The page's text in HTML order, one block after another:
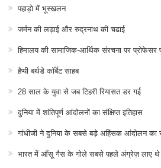
पहाड़ो में भूस्खलन
जर्मन की लड़ाई और रुद्रनाथ की चढाई
हिमालय की सामाजिक-आर्थिक संरचना पर प्रोफेसर
हैप्पी बर्थडे कॉर्बेट साहब
28 साल के युवा से जब टिहरी रियासत डर गई
दुनिया में शांतिपूर्ण आंदोलनों का संक्षिप्त इतिहास
गांधीजी ने दुनिया के सबसे बड़े अहिंसक आंदोलन का
भारत में आँसू गैस के गोले सबसे पहले अंग्रेज़ लाए थे